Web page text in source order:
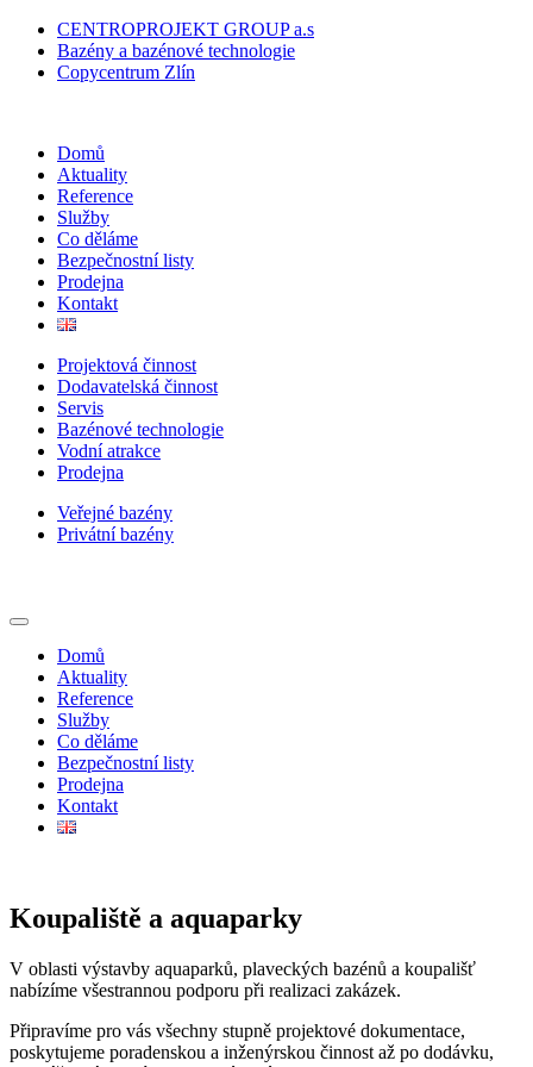
CENTROPROJEKT GROUP a.s
Bazény a bazénové technologie
Copycentrum Zlín
Domů
Aktuality
Reference
Služby
Co děláme
Bezpečnostní listy
Prodejna
Kontakt
Projektová činnost
Dodavatelská činnost
Servis
Bazénové technologie
Vodní atrakce
Prodejna
Veřejné bazény
Privátní bazény
Domů
Aktuality
Reference
Služby
Co děláme
Bezpečnostní listy
Prodejna
Kontakt
Koupaliště a aquaparky
V oblasti výstavby aquaparků, plaveckých bazénů a koupališť
nabízíme všestrannou podporu při realizaci zakázek.
Připravíme pro vás všechny stupně projektové dokumentace,
poskytujeme poradenskou a inženýrskou činnost až po dodávku,